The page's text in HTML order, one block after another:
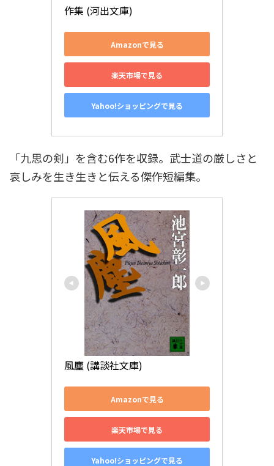
作集 (河出文庫)
Amazonで見る
楽天市場で見る
Yahoo!ショッピングで見る
「九思の剣」を含む6作を収録。武士道の厳しさと
哀しみを生き生きと伝える傑作短編集。
風塵 (講談社文庫)
Amazonで見る
楽天市場で見る
Yahoo!ショッピングで見る